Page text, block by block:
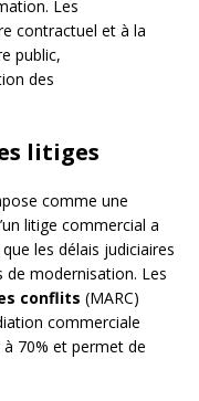
Les
contractuel et à la
public,
des
litiges
comme une
litige commercial a
les délais judiciaires
modernisation. Les
conflits (MARC)
commerciale
70% et permet de